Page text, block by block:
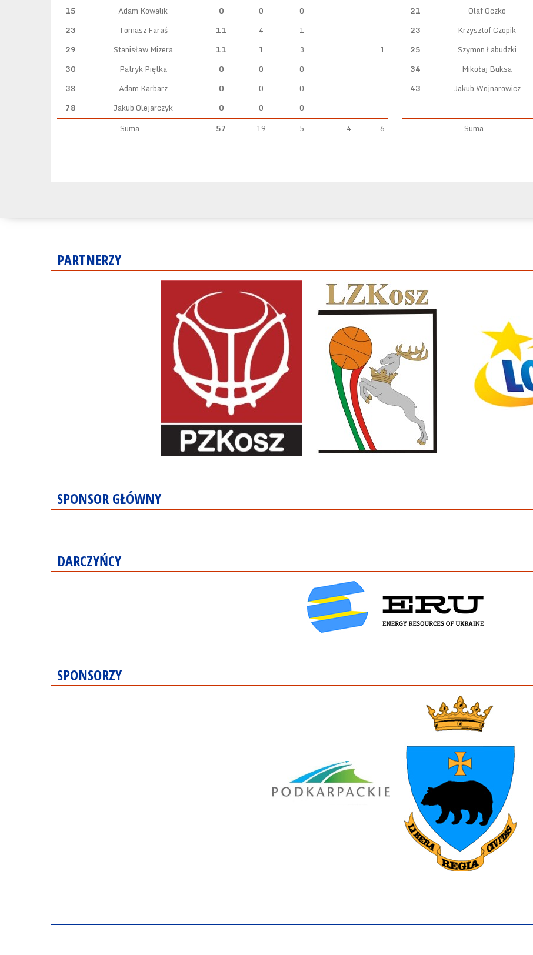
15
Adam Kowalik 0 0
0
23
Tomasz Faraś 11 4
1
29
Stanisław Mizera 11 1 3
1
30
Patryk Piętka 0 0
0
38
Adam Karbarz 0 0
0
78
Jakub Olejarczyk 0 0
0
Suma
57 19 5 4 6
21
Olaf Oczko
23
Krzysztof Czopik
25
Szymon Łabudzki
34
Mikołaj Buksa
43
Jakub Wojnarowicz
Suma
PARTNERZY
SPONSOR GŁÓWNY
DARCZYŃCY
SPONSORZY